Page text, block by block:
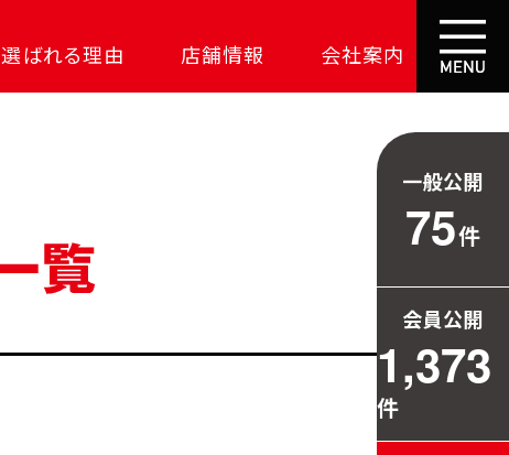
選ばれる理由
大成功の土地探し
安心保証
709万円お得
店舗情報 会社案内
一般公開
75件
会員公開
1,373
件